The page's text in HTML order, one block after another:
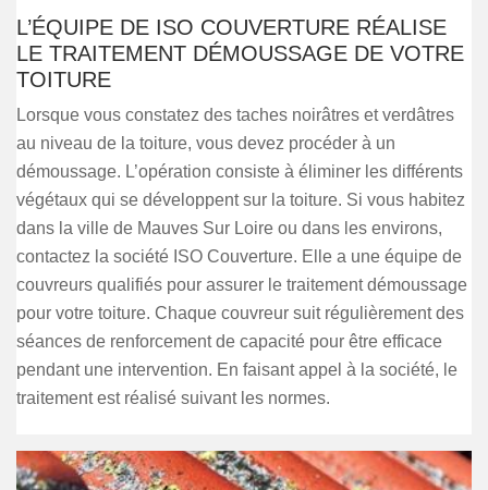
L’ÉQUIPE DE ISO COUVERTURE RÉALISE
LE TRAITEMENT DÉMOUSSAGE DE VOTRE
TOITURE
Lorsque vous constatez des taches noirâtres et verdâtres
au niveau de la toiture, vous devez procéder à un
démoussage. L’opération consiste à éliminer les différents
végétaux qui se développent sur la toiture. Si vous habitez
dans la ville de Mauves Sur Loire ou dans les environs,
contactez la société ISO Couverture. Elle a une équipe de
couvreurs qualifiés pour assurer le traitement démoussage
pour votre toiture. Chaque couvreur suit régulièrement des
séances de renforcement de capacité pour être efficace
pendant une intervention. En faisant appel à la société, le
traitement est réalisé suivant les normes.